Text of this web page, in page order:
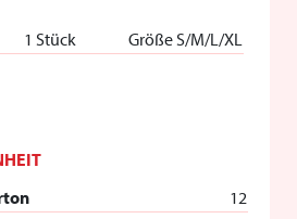
1 Stück Größe S/M/L/XL
12